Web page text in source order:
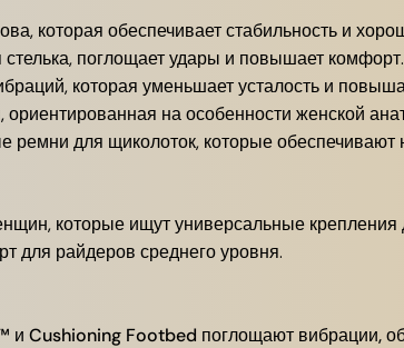
которая обеспечивает стабильность и
поглощает удары и повышает комфорт.
которая уменьшает усталость и
ориентированная на особенности женской
ремни для щиколоток, которые
которые ищут универсальные крепления
для райдеров среднего уровня.
и Cushioning Footbed поглощают вибрации,